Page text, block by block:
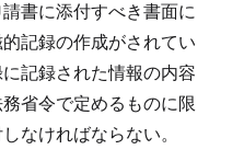
書に添付すべき書面に
記録の作成がされてい
記録された情報の内容
省令で定めるものに限
なければならない。